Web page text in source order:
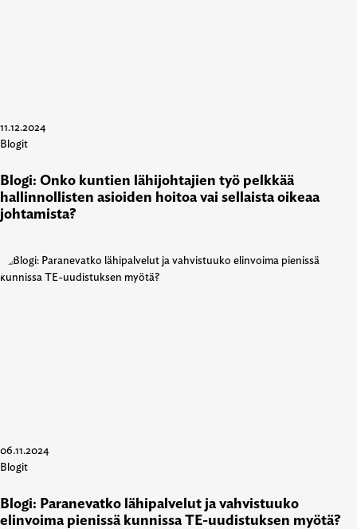
11.12.2024
Blogit
Blogi: Onko kuntien lähijohtajien työ pelkkää
hallinnollisten asioiden hoitoa vai sellaista oikeaa
johtamista?
06.11.2024
Blogit
Blogi: Paranevatko lähipalvelut ja vahvistuuko
elinvoima pienissä kunnissa TE-uudistuksen myötä?